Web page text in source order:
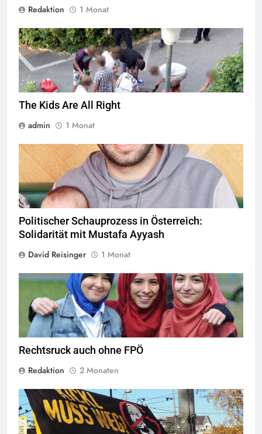
Redaktion
1 Monat
Jugendliche verlieren im öffentlichen Raum zunehmend ihre
Freiheiten,Quelle © Armin KübelbeckCC-BY-SA-3.0
The Kids Are All Right
admin
1 Monat
© Twitter Mustafa ayyash
Politischer Schauprozess in Österreich:
Solidarität mit Mustafa Ayyash
David Reisinger
1 Monat
Das Kopftuchverbot hat nur den Zweck Muslime zu stigmatisieren,
Quelle©CC-BY-2.0
Rechtsruck auch ohne FPÖ
Redaktion
2 Monaten
© linkswende.org,CC-BY-SA-1.0